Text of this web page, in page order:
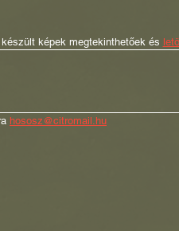
képek megtekinthetőek és
hososz@citromail.hu